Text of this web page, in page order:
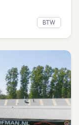
BTW